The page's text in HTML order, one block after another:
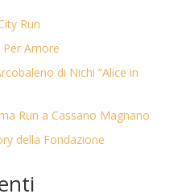
Run
Amore
di Nichi “Alice in
Run a Cassano Magnano
della Fondazione